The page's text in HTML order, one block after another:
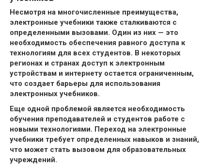
Несмотря на многочисленные преимущества,
электронные учебники также сталкиваются с
определенными вызовами. Один из них — это
необходимость обеспечения равного доступа к
технологиям для всех студентов. В некоторых
регионах и странах доступ к электронным
устройствам и интернету остается ограниченным,
что создает барьеры для использования
электронных учебников.
Еще одной проблемой является необходимость
обучения преподавателей и студентов работе с
новыми технологиями. Переход на электронные
учебники требует определенных навыков и знаний,
что может стать вызовом для образовательных
учреждений.